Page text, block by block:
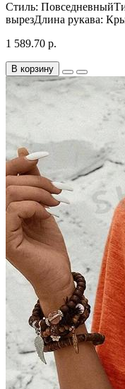
Стиль:
вырезДлина рукава:
1 589.70 р.
В корзину